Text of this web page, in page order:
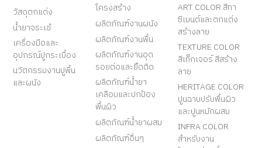
วัสดุตกแต่ง
น้ำยาจระเข้
เครื่องมือและ
อุปกรณ์ปูกระเบื้อง
นวัตกรรมงานปูพื้น
และผนัง
โครงสร้าง
ผลิตภัณฑ์งานผนัง
ผลิตภัณฑ์งานพื้น
ผลิตภัณฑ์งานอุด
รอยต่อและยึดติด
ผลิตภัณฑ์น้ำยา
เคลือบและปกป้อง
พื้นผิว
ผลิตภัณฑ์น้ำยาผสม
ผลิตภัณฑ์อื่นๆ
ART COLOR สีทา
ซีเมนต์และตกแต่ง
สร้างลาย
TEXTURE COLOR
สีเท็กเจอร์ สีสร้าง
ลาย
HERITAGE COLOR
ปูนฉาบปรับพื้นผิว
และปูนหมักผสม
INFRA COLOR
สำหรับงาน